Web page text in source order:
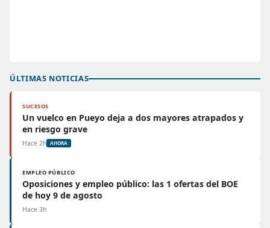
ÚLTIMAS NOTICIAS
SUCESOS
Un vuelco en Pueyo deja a dos mayores atrapados y
en riesgo grave
Hace 2h AHORA
EMPLEO PÚBLICO
Oposiciones y empleo público: las 1 ofertas del BOE
de hoy 9 de agosto
Hace 3h